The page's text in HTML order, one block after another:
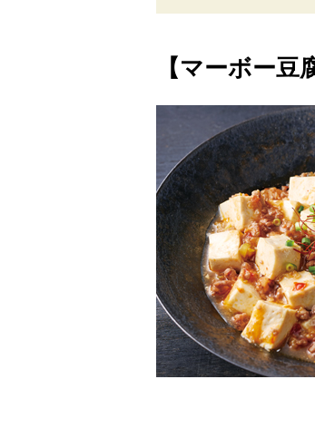
【マーボー